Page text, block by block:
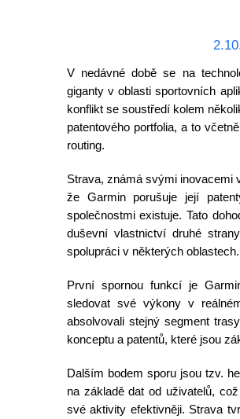
V nedávné době se na
giganty v oblasti sportovních
konflikt se soustředí kolem
patentového portfolia, a to
routing.
Strava, známá svými inovacemi
že Garmin porušuje její
společnostmi existuje. Tato
duševní vlastnictví druhé
spolupráci v některých oblastech.
První spornou funkcí je
sledovat své výkony v
absolvovali stejný segment
konceptu a patentů, které jsou
Dalším bodem sporu jsou tzv.
na základě dat od uživatelů,
své aktivity efektivněji. Strava